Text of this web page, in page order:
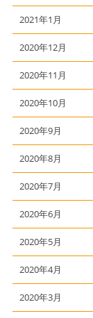
2021年1月
2020年12月
2020年11月
2020年10月
2020年9月
2020年8月
2020年7月
2020年6月
2020年5月
2020年4月
2020年3月